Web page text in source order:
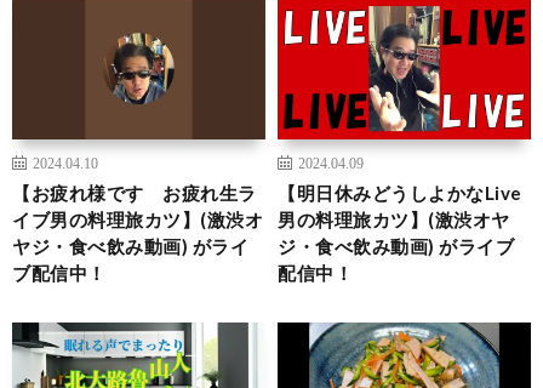
2024.04.10
【お疲れ様です お疲れ生ラ
イブ男の料理旅カツ】(激渋オ
ヤジ・食べ飲み動画) がライ
ブ配信中！
2024.04.09
【明日休みどうしよかなLive
男の料理旅カツ】(激渋オヤ
ジ・食べ飲み動画) がライブ
配信中！